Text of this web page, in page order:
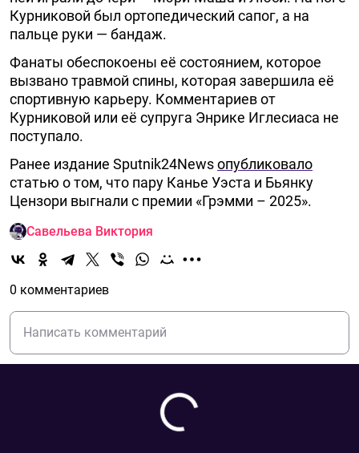
Курниковой был ортопедический сапог, а на
пальце руки — бандаж.
Фанаты обеспокоены её состоянием, которое
вызвано травмой спины, которая завершила её
спортивную карьеру. Комментариев от
Курниковой или её супруга Энрике Иглесиаса не
поступало.
Ранее издание Sputnik24Newsопубликовало
статью о том, что пару Канье Уэста и Бьянку
Цензори выгнали с премии «Грэмми – 2025».
Савельева Виктория
0 комментариев